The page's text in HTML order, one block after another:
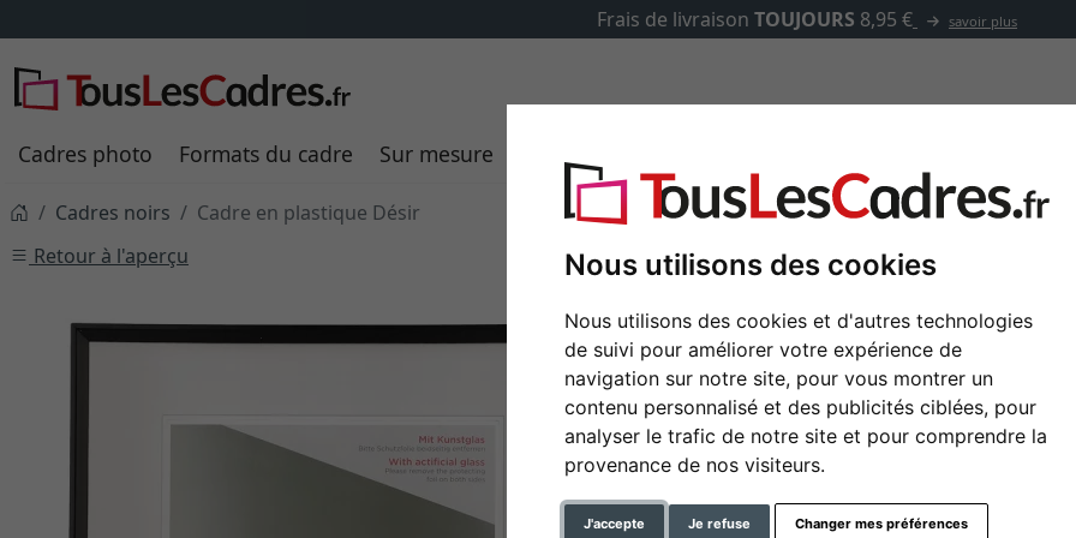
Nous utilisons des cookies
Nous utilisons des cookies et d'autres technologies
de suivi pour améliorer votre expérience de
navigation sur notre site, pour vous montrer un
contenu personnalisé et des publicités ciblées, pour
analyser le trafic de notre site et pour comprendre la
provenance de nos visiteurs.
J'accepte Je refuse Changer mes préférences
Frais de livraison TOUJOURS8,95 € savoir plus
Cadres photo Formats du cadre Sur mesure
Cadres noirs
Cadre en plastique Désir
Retour à l'aperçu
Cadre en plastique
format